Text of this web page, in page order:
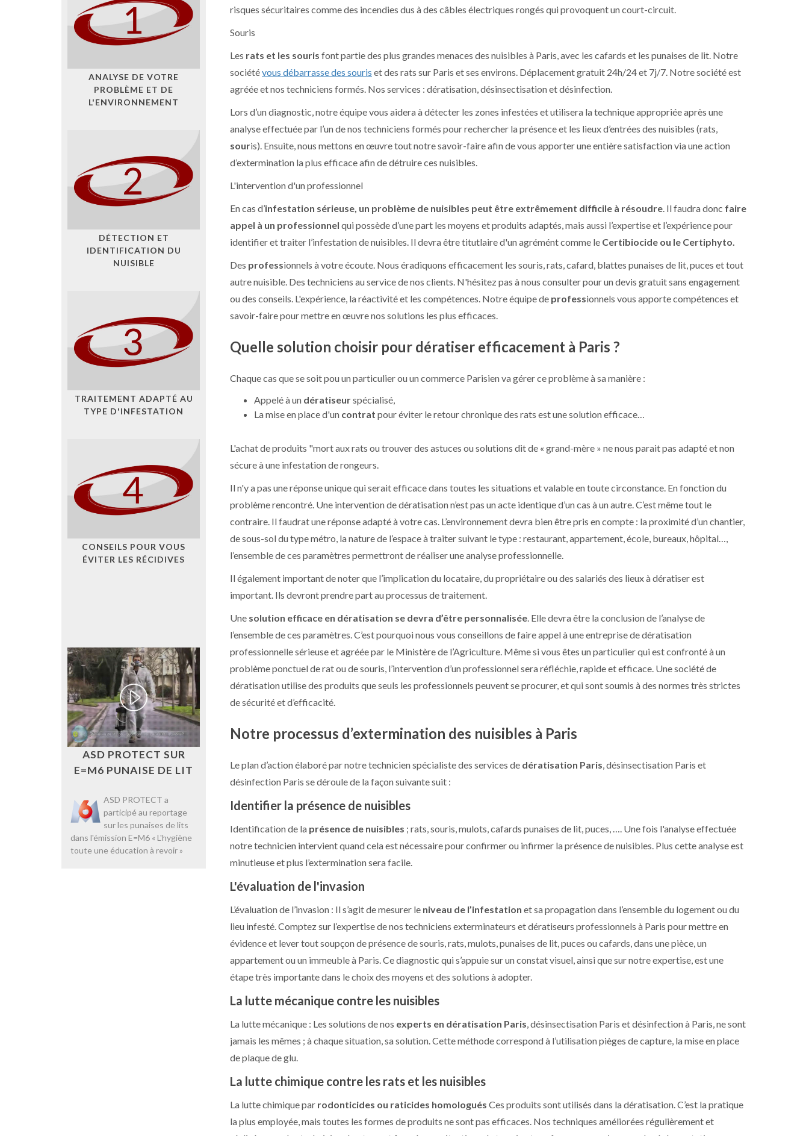
risques sécuritaires comme des incendies dus à des câbles électriques rongés qui provoquent un court-circuit.
Souris
Les rats et les souris font partie des plus grandes menaces des nuisibles à Paris, avec les cafards et les punaises de lit. Notre
sociétévous débarrasse des souris et des rats sur Paris et ses environs. Déplacement gratuit 24h/24 et 7j/7. Notre société est
agréée et nos techniciens formés. Nos services : dératisation, désinsectisation et désinfection.
Lors d’un diagnostic, notre équipe vous aidera à détecter les zones infestées et utilisera la technique appropriée après une
analyse effectuée par l’un de nos techniciens formés pour rechercher la présence et les lieux d’entrées des nuisibles (rats,
souris). Ensuite, nous mettons en œuvre tout notre savoir-faire afin de vous apporter une entière satisfaction via une action
d’extermination la plus efficace afin de détruire ces nuisibles.
L'intervention d'un professionnel
En cas d’infestation sérieuse, un problème de nuisibles peut être extrêmement difficile à résoudre. Il faudra donc faire
appel à un professionnel qui possède d’une part les moyens et produits adaptés, mais aussi l’expertise et l’expérience pour
identifier et traiter l’infestation de nuisibles. Il devra être titutlaire d'un agrémént comme le Certibiocide ou le Certiphyto.
Des professionnels à votre écoute. Nous éradiquons efficacement les souris, rats, cafard, blattes punaises de lit, puces et tout
autre nuisible. Des techniciens au service de nos clients. N'hésitez pas à nous consulter pour un devis gratuit sans engagement
ou des conseils. L'expérience, la réactivité et les compétences. Notre équipe de professionnels vous apporte compétences et
savoir-faire pour mettre en œuvre nos solutions les plus efficaces.
Quelle solution choisir pour dératiser efficacement à Paris ?
Chaque cas que se soit pou un particulier ou un commerce Parisien va gérer ce problème à sa manière :
Appelé à un dératiseurspécialisé,
La mise en place d'un contrat pour éviter le retour chronique des rats est une solution efficace…
L'achat de produits "mort aux rats ou trouver des astuces ou solutions dit de « grand-mère » ne nous parait pas adapté et non
sécure à une infestation de rongeurs.
Il n'y a pas une réponse unique qui serait efficace dans toutes les situations et valable en toute circonstance. En fonction du
problème rencontré. Une intervention de dératisation n’est pas un acte identique d’un cas à un autre. C’est même tout le
contraire. Il faudrat une réponse adapté à votre cas. L’environnement devra bien être pris en compte : la proximité d’un chantier,
de sous-sol du type métro, la nature de l’espace à traiter suivant le type : restaurant, appartement, école, bureaux, hôpital…,
l’ensemble de ces paramètres permettront de réaliser une analyse professionnelle.
Il également important de noter que l’implication du locataire, du propriétaire ou des salariés des lieux à dératiser est
important. Ils devront prendre part au processus de traitement.
Une solution efficace en dératisation se devra d’être personnalisée. Elle devra être la conclusion de l’analyse de
l’ensemble de ces paramètres. C’est pourquoi nous vous conseillons de faire appel à une entreprise de dératisation
professionnelle sérieuse et agréée par le Ministère de l’Agriculture. Même si vous êtes un particulier qui est confronté à un
problème ponctuel de rat ou de souris, l’intervention d’un professionnel sera réfléchie, rapide et efficace. Une société de
dératisation utilise des produits que seuls les professionnels peuvent se procurer, et qui sont soumis à des normes très strictes
de sécurité et d’efficacité.
Notre processus d’extermination des nuisibles à Paris
Le plan d’action élaboré par notre technicien spécialiste des services de dératisation Paris, désinsectisation Paris et
désinfection Paris se déroule de la façon suivante suit :
Identifier la présence de nuisibles
Identification de la présence de nuisibles ; rats, souris, mulots, cafards punaises de lit, puces, …. Une fois l'analyse effectuée
notre technicien intervient quand cela est nécessaire pour confirmer ou infirmer la présence de nuisibles. Plus cette analyse est
minutieuse et plus l’extermination sera facile.
L'évaluation de l'invasion
L’évaluation de l’invasion : Il s’agit de mesurer le niveau de l’infestation et sa propagation dans l’ensemble du logement ou du
lieu infesté. Comptez sur l’expertise de nos techniciens exterminateurs et dératiseurs professionnels à Paris pour mettre en
évidence et lever tout soupçon de présence de souris, rats, mulots, punaises de lit, puces ou cafards, dans une pièce, un
appartement ou un immeuble à Paris. Ce diagnostic qui s’appuie sur un constat visuel, ainsi que sur notre expertise, est une
étape très importante dans le choix des moyens et des solutions à adopter.
La lutte mécanique contre les nuisibles
La lutte mécanique : Les solutions de nos experts en dératisation Paris, désinsectisation Paris et désinfection à Paris, ne sont
jamais les mêmes ; à chaque situation, sa solution. Cette méthode correspond à l’utilisation pièges de capture, la mise en place
de plaque de glu.
La lutte chimique contre les rats et les nuisibles
La lutte chimique par rodonticides ou raticides homologués Ces produits sont utilisés dans la dératisation. C’est la pratique
la plus employée, mais toutes les formes de produits ne sont pas efficaces. Nos techniques améliorées régulièrement et
ANALYSE DE VOTRE
PROBLÈME ET DE
L'ENVIRONNEMENT
DÉTECTION ET
IDENTIFICATION DU
NUISIBLE
TRAITEMENT ADAPTÉ AU
TYPE D'INFESTATION
CONSEILS POUR VOUS
ÉVITER LES RÉCIDIVES
ASD PROTECT SUR
E=M6 PUNAISE DE LIT
ASD PROTECT a
participé au reportage
sur les punaises de lits
dans l'émission E=M6 « L'hygiène
toute une éducation à revoir »